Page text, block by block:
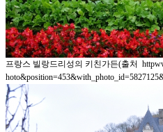
프랑스 빌랑드리성의 키친가든(출처